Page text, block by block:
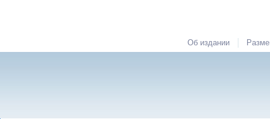
Об издании |